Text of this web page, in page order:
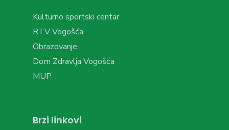
Kulturno sportski centar
RTV Vogošća
Obrazovanje
Dom Zdravlja Vogošća
MUP
Brzi linkovi